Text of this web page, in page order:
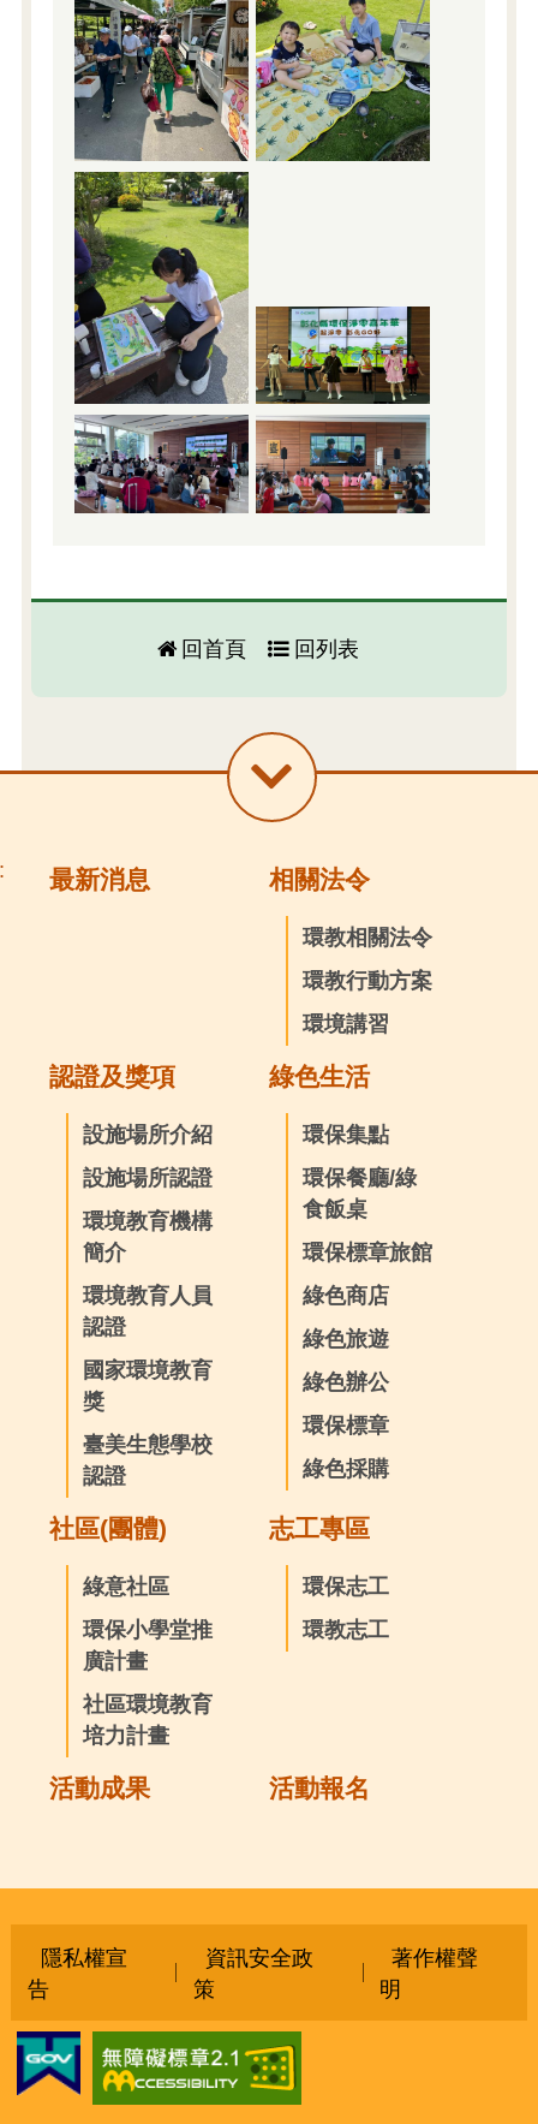
回首頁 回列表
最新消息 相關法令
環教相關法令
環教行動方案
環境講習
認證及獎項
設施場所介紹
設施場所認證
環境教育機構
簡介
環境教育人員
認證
國家環境教育
獎
臺美生態學校
認證
綠色生活
環保集點
環保餐廳/綠
食飯桌
環保標章旅館
綠色商店
綠色旅遊
綠色辦公
環保標章
綠色採購
社區(團體)
綠意社區
環保小學堂推
廣計畫
社區環境教育
培力計畫
志工專區
環保志工
環教志工
活動成果 活動報名
隱私權宣
告
資訊安全政
策
著作權聲
明